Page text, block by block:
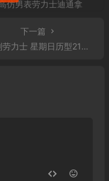
下一篇
士 星期日历型218399 冰蓝盘 镶钻